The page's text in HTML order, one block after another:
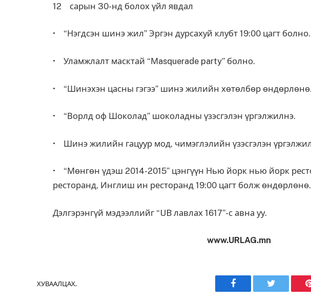
12 сарын 30-нд болох үйл явдал
• “Нэгдсэн шинэ жил” Эргэн дурсахуй клубт 19:00 цагт болно.
• Уламжлалт масктай “Мasquerade party” болно.
• “Шинэхэн цасны гэгээ” шинэ жилийн хөтөлбөр өндөрлөнө.
• “Ворлд оф Шоколад” шоколадны үзэсгэлэн үргэлжилнэ.
• Шинэ жилийн гацуур мод, чимэглэлийн үзэсгэлэн
• “Мөнгөн үдэш 2014-2015” цэнгүүн Нью йорк нью йорк
ресторанд, Инглиш ин ресторанд 19:00 цагт болж өндөрлөнө.
Дэлгэрэнгүй мэдээллийг “UB лавлах 1617”-с авна уу.
www.URLAG.mn
ХУВААЛЦАХ.
Facebook Twitter